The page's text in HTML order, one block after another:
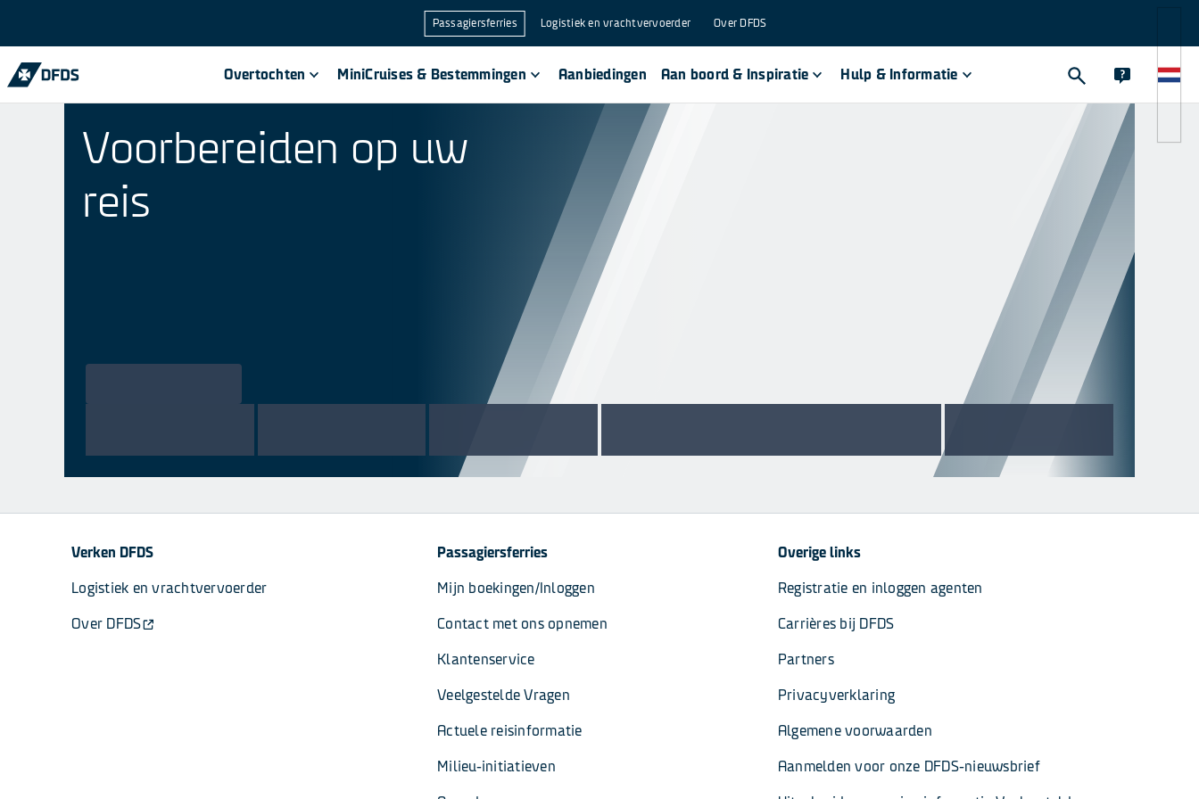
Passagiersferries Logistiek en vrachtvervoerder Over DFDS
Overtochten MiniCruises & Bestemmingen Aanbiedingen Aan boord & Inspiratie Hulp & Informatie
Voorbereiden op uw
reis
Verken DFDS
Logistiek en vrachtvervoerder
Over DFDS
Passagiersferries
Mijn boekingen/Inloggen
Contact met ons opnemen
Klantenservice
Veelgestelde Vragen
Actuele reisinformatie
Milieu-initiatieven
Overige links
Registratie en inloggen agenten
Carrières bij DFDS
Partners
Privacyverklaring
Algemene voorwaarden
Aanmelden voor onze DFDS-nieuwsbrief